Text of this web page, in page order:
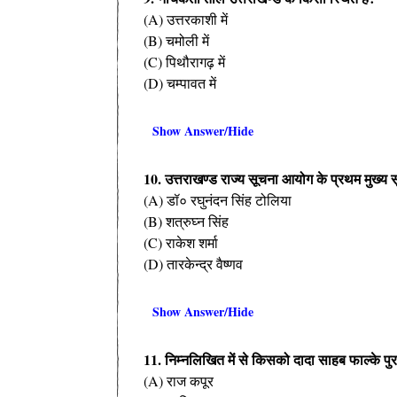
(A) उत्तरकाशी में
(B) चमोली में
(C) पिथौरागढ़ में
(D) चम्पावत में
Show Answer/Hide
10. उत्तराखण्ड राज्य सूचना आयोग के प्रथम
(A) डॉ० रघुनंदन सिंह टोलिया
(B) शत्रुघ्न सिंह
(C) राकेश शर्मा
(D) तारकेन्द्र वैष्णव
Show Answer/Hide
11. निम्नलिखित में से किसको दादा साहब फाल्के
(A) राज कपूर